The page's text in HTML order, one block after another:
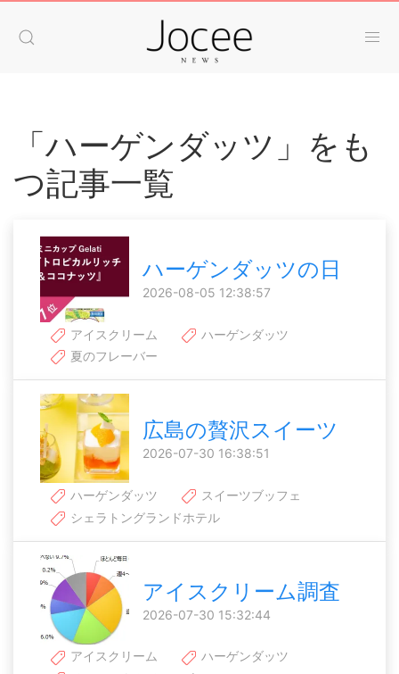
「ハーゲンダッツ」をも
つ記事一覧
ハーゲンダッツの日
2026-08-05 12:38:57
アイスクリーム
ハーゲンダッツ
夏のフレーバー
広島の贅沢スイーツ
2026-07-30 16:38:51
ハーゲンダッツ
スイーツブッフェ
シェラトングランドホテル
アイスクリーム調査
2026-07-30 15:32:44
アイスクリーム
ハーゲンダッツ